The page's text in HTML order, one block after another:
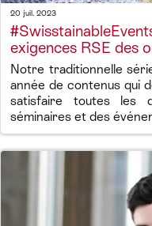
20 juil. 2023
exigences RSE des
Notre traditionnelle
année de contenus qui
satisfaire toutes les
séminaires et des